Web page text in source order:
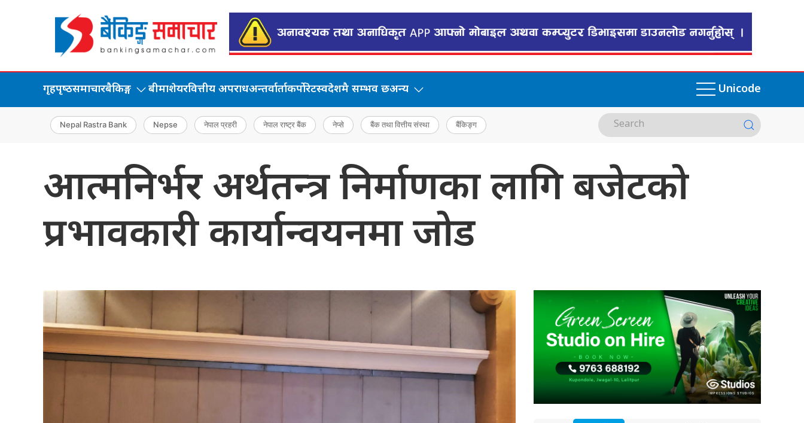
गृहपृष्‍ठसमाचारबैकिङ्ग बीमाशेयरवित्तीय अपराधअन्तर्वार्ताकर्पोरेटस्वदेशमै सम्भव छअन्य Unicode
Nepal Rastra Bank Nepse नेपाल प्रहरी नेपाल राष्ट्र बैंक नेप्से बैंक तथा वित्तीय संस्था बैंकिङ्ग
आत्मनिर्भर अर्थतन्त्र निर्माणका लागि बजेटको
प्रभावकारी कार्यान्वयनमा जोड